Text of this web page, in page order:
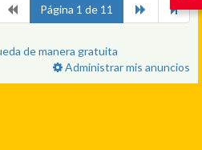
Página 1 de 11
de manera gratuita
Administrar mis anuncios